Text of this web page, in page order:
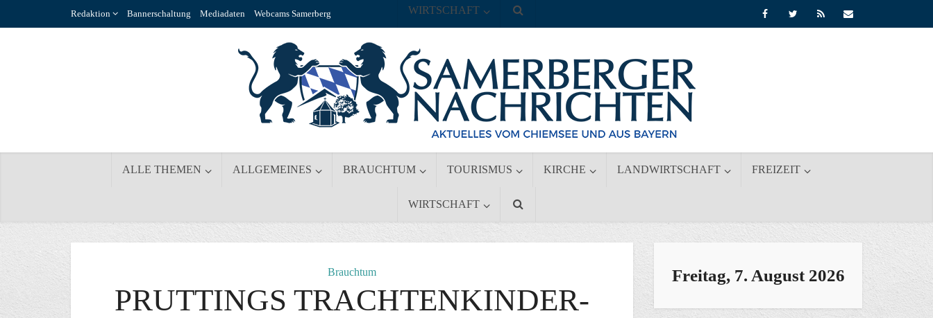
Redaktion Bannerschaltung Mediadaten Webcams Samerberg
ALLE THEMEN ALLGEMEINES BRAUCHTUM TOURISMUS KIRCHE LANDWIRTSCHAFT FREIZEIT
WIRTSCHAFT
WIRTSCHAFT
Brauchtum
PRUTTINGS TRACHTENKINDER-
Freitag, 7. August 2026